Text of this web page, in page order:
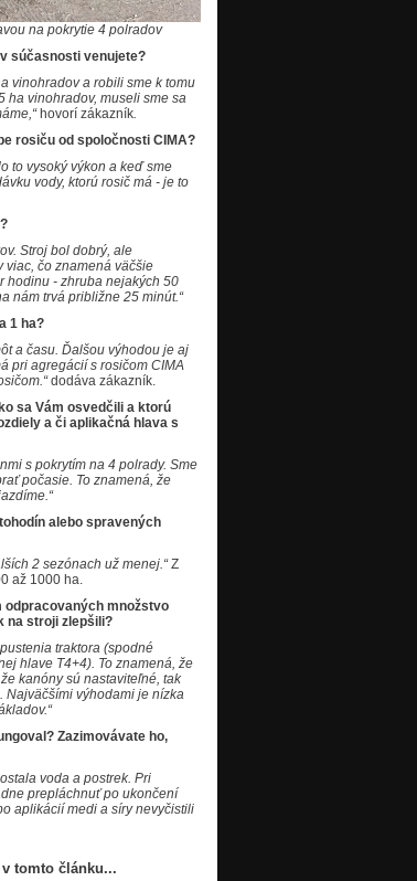
na pokrytie 4 polradov
súčasnosti venujete?
vinohradov a robili sme k tomu
ha vinohradov, museli sme sa
hovorí zákazník.
rosiču od spoločnosti CIMA?
to vysoký výkon a keď sme
vody, ktorú rosič má - je to
Stroj bol dobrý, ale
viac, čo znamená väčšie
hodinu - zhruba nejakých 50
nám trvá približne 25 minút.“
1 ha?
a času. Ďalšou výhodou je aj
pri agregácií s rosičom CIMA
dodáva zákazník.
sa Vám osvedčili a ktorú
a či aplikačná hlava s
s pokrytím na 4 polrady. Sme
počasie. To znamená, že
alebo spravených
2 sezónach už menej.“Z
až 1000 ha.
odpracovaných množstvo
na stroji zlepšili?
traktora (spodné
hlave T4+4). To znamená, že
kanóny sú nastaviteľné, tak
Najväčšími výhodami je nízka
Zazimovávate ho,
voda a postrek. Pri
prepláchnuť po ukončení
aplikácií medi a síry nevyčistili
tomto článku...